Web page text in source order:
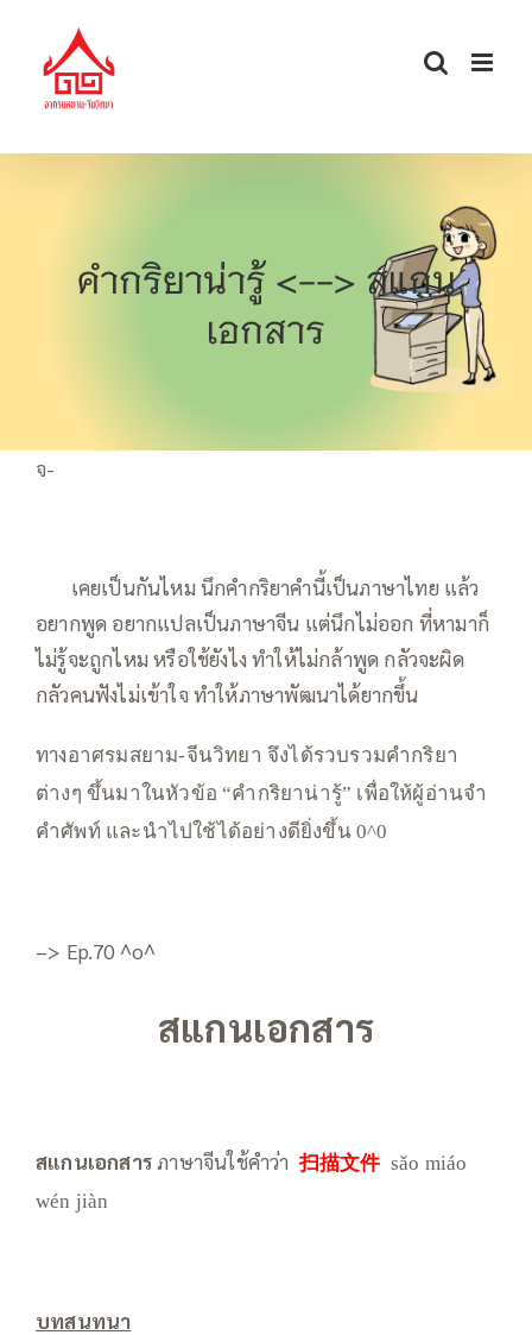
content
คำกริยาน่ารู้ <--> สแกน
เอกสาร
จ-
เคยเป็นกันไหม นึกคำกริยาคำนี้เป็นภาษาไทย แล้ว
อยากพูด อยากแปลเป็นภาษาจีน แต่นึกไม่ออก ที่หามาก็
ไม่รู้จะถูกไหม หรือใช้ยังไง ทำให้ไม่กล้าพูด กลัวจะผิด
กลัวคนฟังไม่เข้าใจ ทำให้ภาษาพัฒนาได้ยากขึ้น
ทางอาศรมสยาม-จีนวิทยา จึงได้รวบรวมคำกริยา
ต่างๆ ขึ้นมาในหัวข้อ “คำกริยาน่ารู้” เพื่อให้ผู้อ่านจำ
คำศัพท์ และนำไปใช้ได้อย่างดียิ่งขึ้น 0^0
–> Ep.70 ^o^
สแกนเอกสาร
สแกนเอกสารภาษาจีนใช้คำว่า 扫描文件sǎo miáo
wén jiàn
บทสนทนา